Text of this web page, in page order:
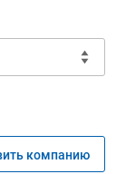
компанию